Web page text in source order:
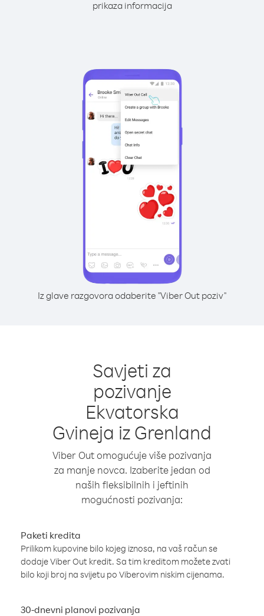
prikaza informacija
Iz glave razgovora odaberite "Viber Out poziv"
Savjeti za
pozivanje
Ekvatorska
Gvineja iz Grenland
Viber Out omogućuje više pozivanja
za manje novca. Izaberite jedan od
naših fleksibilnih i jeftinih
mogućnosti pozivanja:
Paketi kredita
Prilikom kupovine bilo kojeg iznosa, na vaš račun se
dodaje Viber Out kredit. Sa tim kreditom možete zvati
bilo koji broj na svijetu po Viberovim niskim cijenama.
30-dnevni planovi pozivanja